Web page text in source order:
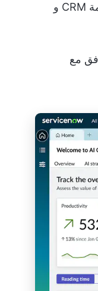
يوفر Workflow Data Fabric وصولاً في الوقت الفعلي إلى بيانات المؤسسة من أنظمة CRM و
مع